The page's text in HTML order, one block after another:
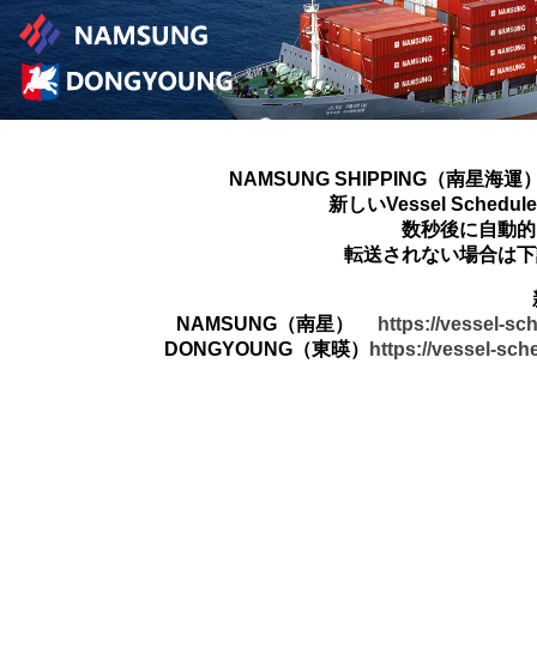
NAMSUNG SHIPPING（南星海運
新しいVessel
数秒後に自動
転送されない場合は
NAMSUNG（南星）
https://vessel-
DONGYOUNG（東暎）
https://vessel-